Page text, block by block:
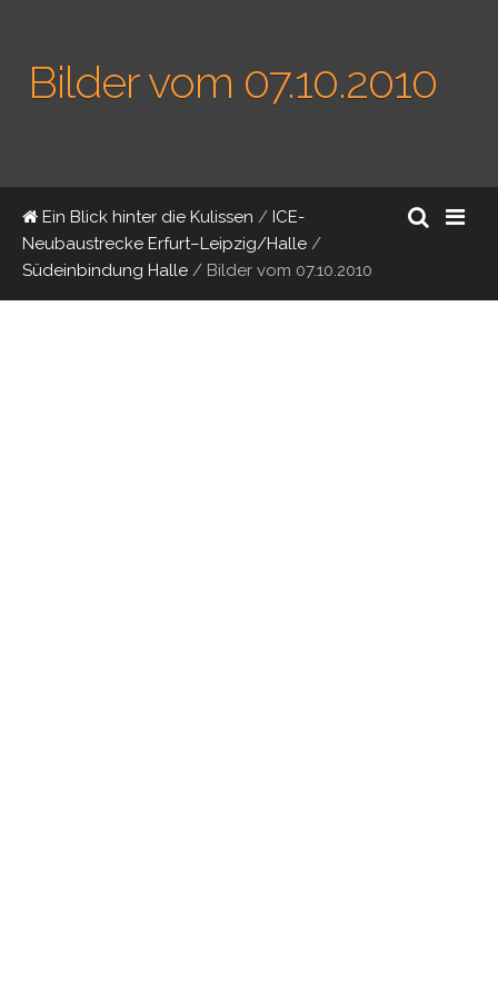
Bilder vom 07.10.2010
Ein Blick hinter die Kulissen / ICE-
Neubaustrecke Erfurt–Leipzig/Halle /
Südeinbindung Halle / Bilder vom 07.10.2010